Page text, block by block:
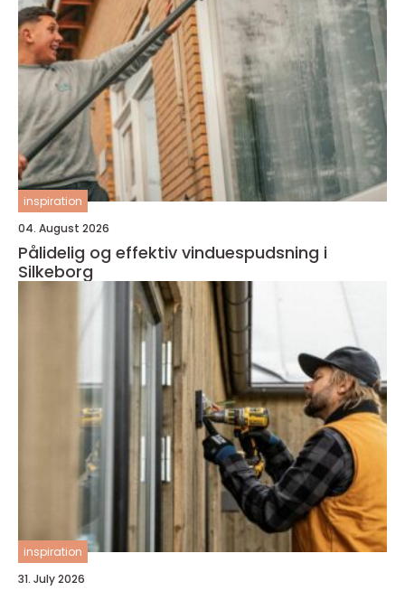
inspiration
04. August 2026
Pålidelig og effektiv vinduespudsning i
Silkeborg
inspiration
31. July 2026